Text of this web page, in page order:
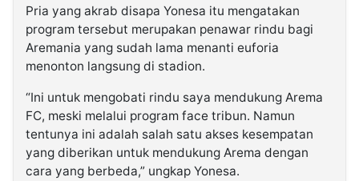
Pria yang akrab disapa Yonesa itu mengatakan
program tersebut merupakan penawar rindu bagi
Aremania yang sudah lama menanti euforia
menonton langsung di stadion.
“Ini untuk mengobati rindu saya mendukung Arema
FC, meski melalui program face tribun. Namun
tentunya ini adalah salah satu akses kesempatan
yang diberikan untuk mendukung Arema dengan
cara yang berbeda,” ungkap Yonesa.